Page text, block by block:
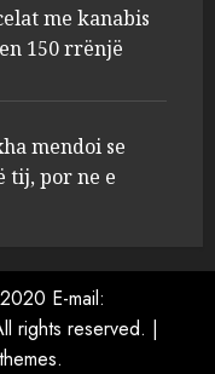
se sinjalizoi
të
i
rrënjë bimë
me kanabis
150 rrënjë
mendoi se
tij, por ne e
E-mail:
rights reserved. |